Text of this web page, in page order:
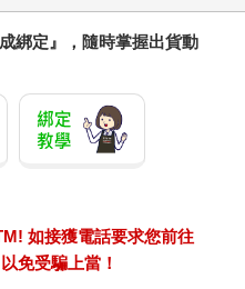
綁定』，隨時掌握出貨動
如接獲電話要求您前往
免受騙上當！